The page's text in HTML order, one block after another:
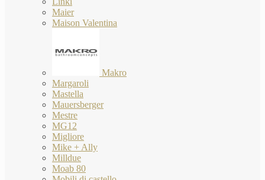
Maier
Maison Valentina
Makro
Margaroli
Mastella
Mauersberger
Mestre
MG12
Migliore
Mike + Ally
Milldue
Moab 80